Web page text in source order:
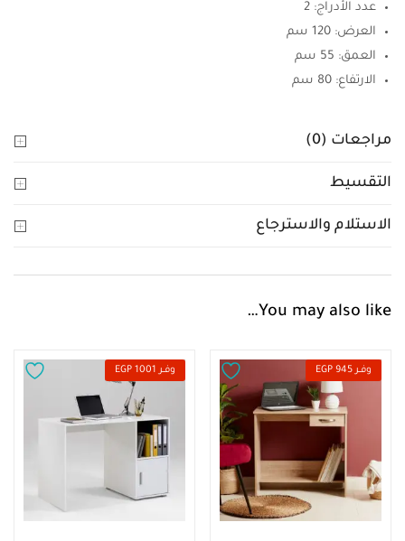
عدد الأدراج: 2
العرض: 120 سم
العمق: 55 سم
الارتفاع: 80 سم
مراجعات (0)
التقسيط
الاستلام والاسترجاع
You may also like…
وفــر 945 EGP وفــر 1001 EGP